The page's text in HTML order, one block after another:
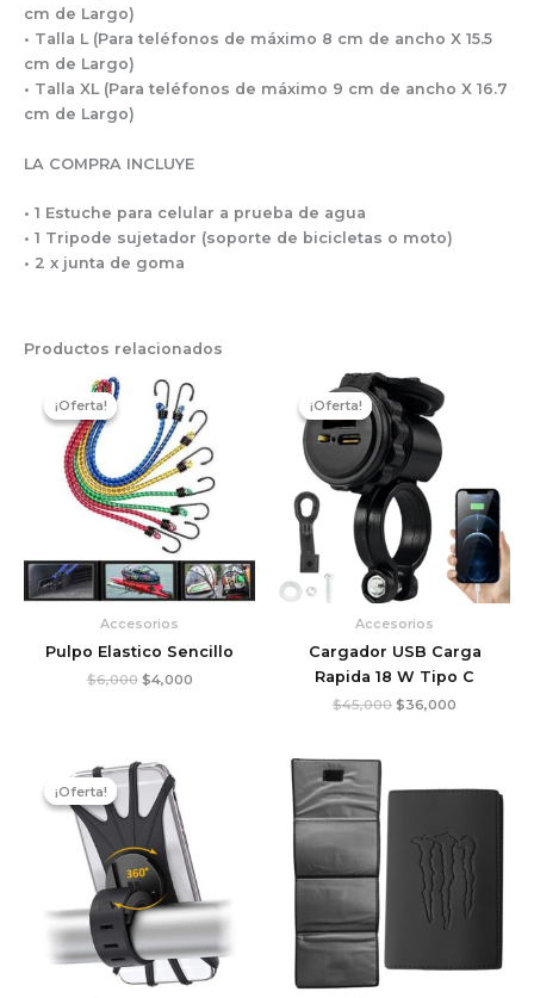
cm de Largo)
• Talla L (Para teléfonos de máximo 8 cm de ancho X 15.5
cm de Largo)
• Talla XL (Para teléfonos de máximo 9 cm de ancho X 16.7
cm de Largo)
LA COMPRA INCLUYE
• 1 Estuche para celular a prueba de agua
• 1 Tripode sujetador (soporte de bicicletas o moto)
• 2 x junta de goma
Productos relacionados
¡Oferta!
¡Oferta!
Accesorios
Pulpo Elastico Sencillo
$6,000
precio
original
era:
$6,000.
$4,000
precio
actual
es:
$4,000.
¡Oferta!
¡Oferta!
Accesorios
Cargador USB Carga
Rapida 18 W Tipo C
$45,000
El
precio
original
era:
$45,000.
$36,000
¡Oferta!
¡Oferta!
El
precio
original
era:
$20,000.